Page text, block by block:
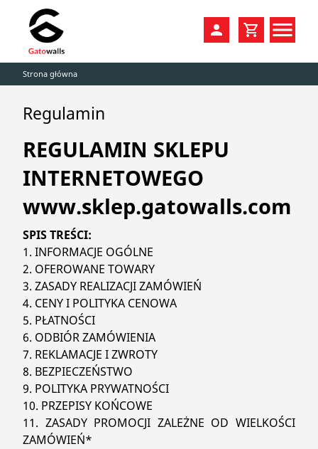
PRODUKTY
CHWYTY
STRUKTURY
RODZINY / ZESTAWY
ŚCIANKI DOMOWE DIY
TRENING
AKCESORIA
PROMOCJE
DYSTRYBUCJA
KOLORY
KATALOGI
KONTAKT
Strona główna
Regulamin
REGULAMIN SKLEPU
INTERNETOWEGO
www.sklep.gatowalls.com
SPIS TREŚCI:
1. INFORMACJE OGÓLNE
2. OFEROWANE TOWARY
3. ZASADY REALIZACJI ZAMÓWIEŃ
4. CENY I POLITYKA CENOWA
5. PŁATNOŚCI
6. ODBIÓR ZAMÓWIENIA
7. REKLAMACJE I ZWROTY
8. BEZPIECZEŃSTWO
9. POLITYKA PRYWATNOŚCI
10. PRZEPISY KOŃCOWE
11. ZASADY PROMOCJI ZALEŻNE OD WIELKOŚCI
ZAMÓWIEŃ*